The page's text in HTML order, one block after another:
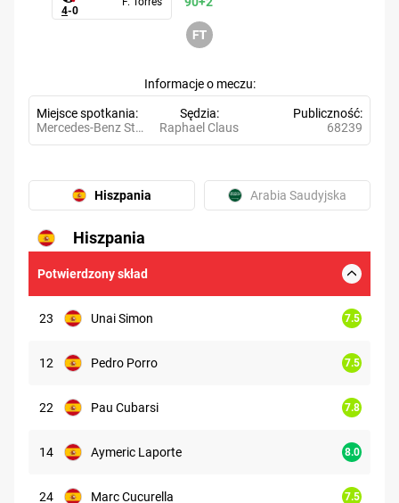
4-0
Informacje o meczu
Miejsce spotkania
Mercedes-Benz Stadium
Sędzia
Raphael Claus
Publiczność
68239
Hiszpania Arabia Saudyjska
Hiszpania
Potwierdzony skład
23 Unai Simon 7.5
12 Pedro Porro 7.5
22 Pau Cubarsi 7.8
14 Aymeric Laporte 8.0
24 Marc Cucurella 7.5